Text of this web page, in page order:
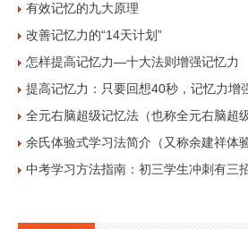
有效记忆的九大原理
改善记忆力的“14天计划”
怎样提高记忆力—十大法则增强记忆力
提高记忆力：只要回想40秒，记忆力增
全元右脑超级记忆法（也称全元右脑超
余氏体验式学习法简介（又称余建祥体
中考学习方法指南：初三学生冲刺有三